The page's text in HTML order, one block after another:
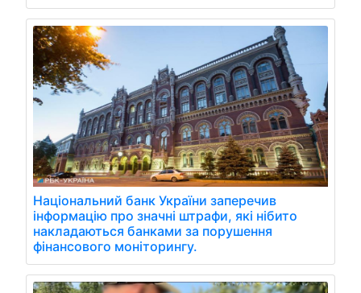
Національний банк України заперечив
інформацію про значні штрафи, які нібито
накладаються банками за порушення
фінансового моніторингу.